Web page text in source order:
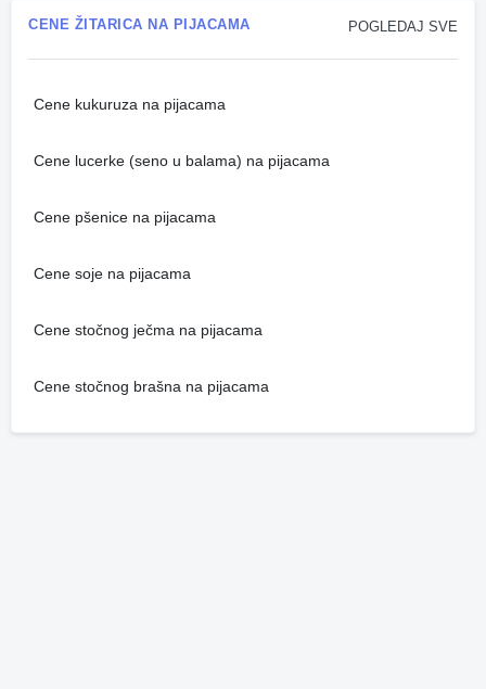
POGLEDAJ SVE
CENE ŽITARICA NA PIJACAMA
Cene kukuruza na pijacama
Cene lucerke (seno u balama) na pijacama
Cene pšenice na pijacama
Cene soje na pijacama
Cene stočnog ječma na pijacama
Cene stočnog brašna na pijacama